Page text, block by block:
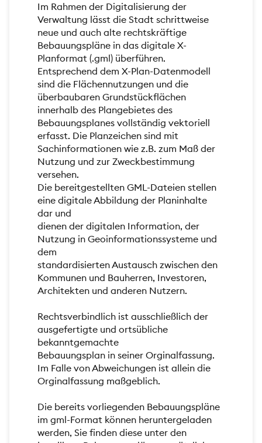
Im Rahmen der Digitalisierung der
Verwaltung lässt die Stadt schrittweise
neue und auch alte rechtskräftige
Bebauungspläne in das digitale X-
Planformat (.gml) überführen.
Entsprechend dem X-Plan-Datenmodell
sind die Flächennutzungen und die
überbaubaren Grundstückflächen
innerhalb des Plangebietes des
Bebauungsplanes vollständig vektoriell
erfasst. Die Planzeichen sind mit
Sachinformationen wie z.B. zum Maß der
Nutzung und zur Zweckbestimmung
versehen.
Die bereitgestellten GML-Dateien stellen
eine digitale Abbildung der Planinhalte
dar und
dienen der digitalen Information, der
Nutzung in Geoinformationssysteme und
dem
standardisierten Austausch zwischen den
Kommunen und Bauherren, Investoren,
Architekten und anderen Nutzern.
Rechtsverbindlich ist ausschließlich der
ausgefertigte und ortsübliche
bekanntgemachte
Bebauungsplan in seiner Orginalfassung.
Im Falle von Abweichungen ist allein die
Orginalfassung maßgeblich.
Die bereits vorliegenden Bebauungspläne
im gml-Format können heruntergeladen
werden, Sie finden diese unter den